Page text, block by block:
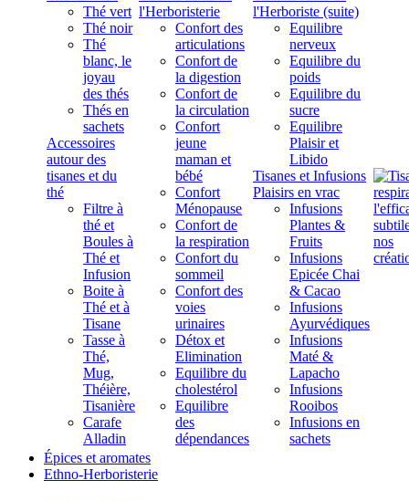
Thé vert
Thé noir
Thé
blanc, le
joyau
des thés
Thés en
sachets
Accessoires
autour des
tisanes et du
thé
Filtre à
thé et
Boules à
Thé et
Infusion
Boite à
Thé et à
Tisane
Tasse à
Thé,
Mug,
Théière,
Tisanière
Carafe
Alladin
l'Herboristerie
Confort des
articulations
Confort de
la digestion
Confort de
la circulation
Confort
jeune
maman et
bébé
Confort
Ménopause
Confort de
la respiration
Confort du
sommeil
Confort des
voies
urinaires
Détox et
Elimination
Equilibre du
cholestérol
Equilibre
des
dépendances
l'Herboriste (suite)
Equilibre
nerveux
Equilibre du
poids
Equilibre du
sucre
Equilibre
Plaisir et
Libido
Tisanes et Infusions
Plaisirs en vrac
Infusions
Plantes &
Fruits
Infusions
Epicée Chai
& Cacao
Infusions
Ayurvédiques
Infusions
Maté &
Lapacho
Infusions
Rooibos
Infusions en
sachets
Épices et aromates
Ethno-Herboristerie